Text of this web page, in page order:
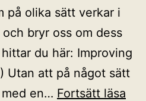
på olika sätt verkar i
bryr oss om dess
du här: Improving
Utan att på något sätt
en… Fortsätt läsa